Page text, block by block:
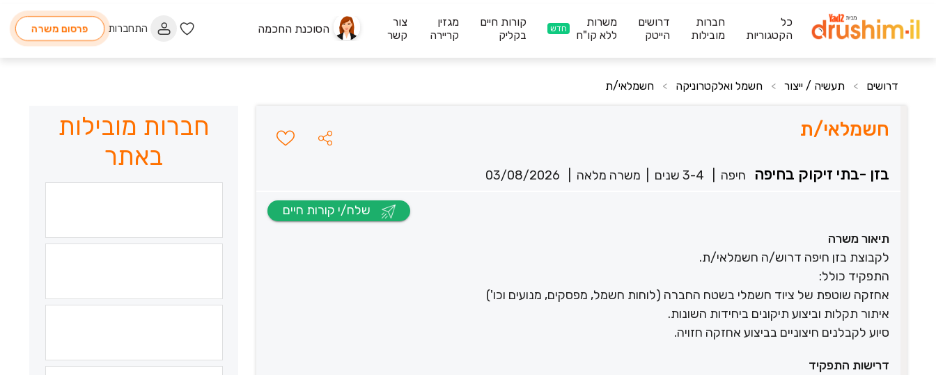
כל
הקטגוריות
חברות
מובילות
דרושים
הייטק
משרות
ללא קו"ח
חדש
קורות חיים
בקליק
מגזין
קריירה
צור
קשר
הסוכנת החכמה התחברות פרסום משרה
דרושים > תעשיה / ייצור > חשמל ואלקטרוניקה > חשמלאי/ת
חשמלאי/ת
בזן -בתי זיקוק בחיפה חיפה 3-4 שנים משרה מלאה 03/08/2026
תיאור משרה
לקבוצת בזן חיפה דרוש/ה חשמלאי/ת.
התפקיד כולל:
אחזקה שוטפת של ציוד חשמלי בשטח החברה (לוחות חשמל, מפסקים, מנועים וכו')
איתור תקלות וביצוע תיקונים ביחידות השונות.
סיוע לקבלנים חיצוניים בביצוע אחזקה חזויה.
דרישות התפקיד
חברות מובילות
באתר